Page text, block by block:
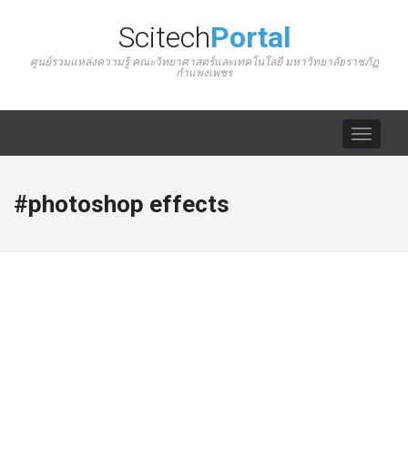
ScitechPortal
ศูนย์รวมแหล่งความรู้ คณะวิทยาศาสตร์และเทคโนโลยี มหาวิทยาลัยราชภัฏ
กำแพงเพชร
Toggle
#photoshop effects